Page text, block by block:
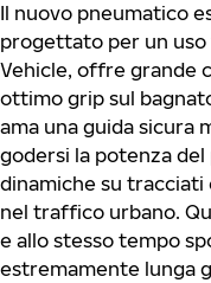
Il nuovo pneumatico
progettato per un
Vehicle, offre grande
ottimo grip sul
ama una guida sicura
godersi la potenza
dinamiche su
nel traffico urbano.
e allo stesso tempo
estremamente lunga